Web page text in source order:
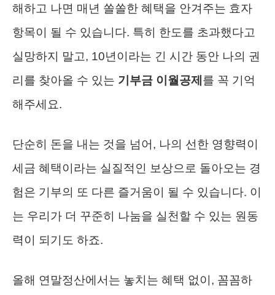
해하고 나면 매년 쏠쏠한 혜택을 안겨주는 효자
항목이 될 수 있습니다. 특히 한도를 초과했다고
실망하지 말고, 10년이라는 긴 시간 동안 나의 권
리를 찾아올 수 있는 기부금 이월공제 를 꼭 기억
해주세요.
단순히 돈을 내는 것을 넘어, 나의 선한 영향력이
세금 혜택이라는 실질적인 보상으로 돌아오는 경
험은 기부의 또 다른 즐거움이 될 수 있습니다. 이
는 우리가 더 꾸준히 나눔을 실천할 수 있는 원동
력이 되기도 하죠.
올해 연말정산에서는 놓치는 혜택 없이, 꼼꼼하